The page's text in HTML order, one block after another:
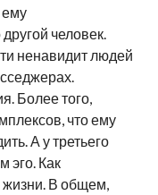
ему
человек.
ненавидит людей
Более того,
что ему
А у третьего
эго. Как
жизни. В общем,